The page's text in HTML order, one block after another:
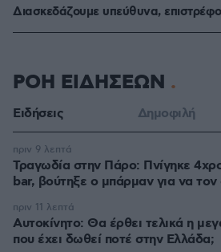
Διασκεδάζουμε υπεύθυνα,
ΡΟΗ ΕΙΔΗΣΕΩΝ
Ειδήσεις Δημοφιλή
Τραγωδία στην Πάρο: Πνίγηκε
bar, βούτηξε ο μπάρμαν για να τον
πριν 9 λεπτά
Αυτοκίνητο: Θα έρθει τελικά η
που έχει δωθεί ποτέ στην Ελλάδα;
πριν 11 λεπτά